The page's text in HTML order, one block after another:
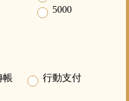
5000
帳
行動支付